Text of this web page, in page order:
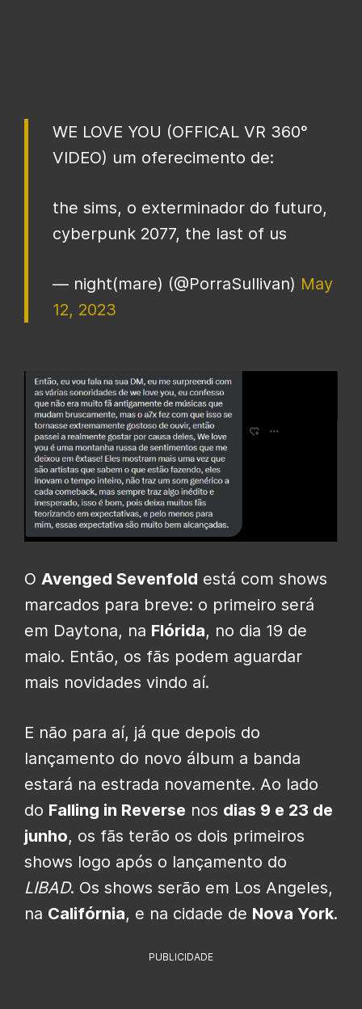
WE LOVE YOU (OFFICAL VR 360°
VIDEO) um oferecimento de:
the sims, o exterminador do futuro,
cyberpunk 2077, the last of us
— night(mare) (@PorraSullivan) May
12, 2023
O Avenged Sevenfold está com shows
marcados para breve: o primeiro será
em Daytona, na Flórida, no dia 19 de
maio. Então, os fãs podem aguardar
mais novidades vindo aí.
E não para aí, já que depois do
lançamento do novo álbum a banda
estará na estrada novamente. Ao lado
do Falling in Reverse nos dias 9 e 23 de
junho, os fãs terão os dois primeiros
shows logo após o lançamento do
LIBAD. Os shows serão em Los Angeles,
na Califórnia, e na cidade de Nova York.
PUBLICIDADE